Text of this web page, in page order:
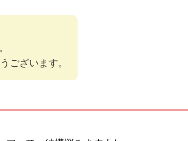
ございます。